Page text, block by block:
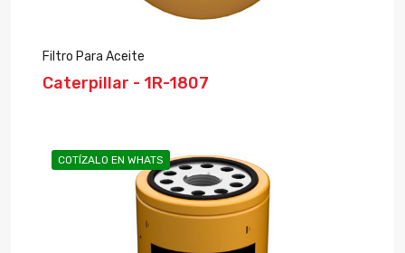
Filtro Para Aceite
Caterpillar - 1R-1807
COTÍZALO EN WHATS